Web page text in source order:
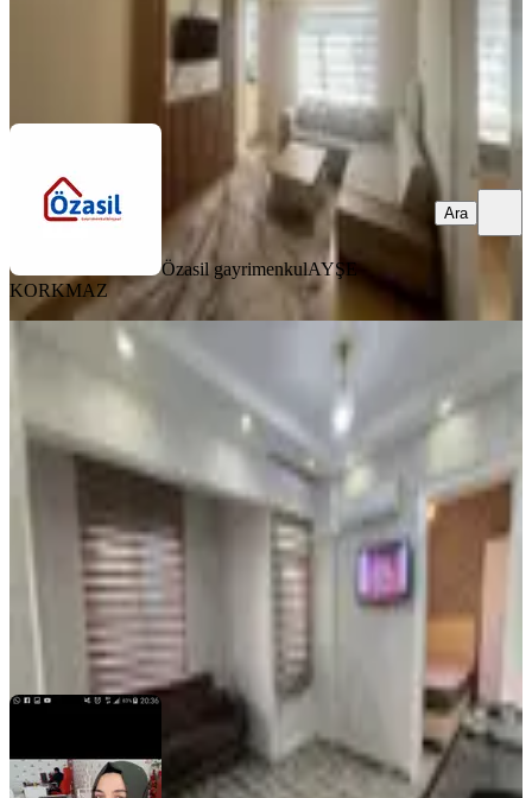
Özasil gayrimenkulAYŞE
KORKMAZ
Ara
Güneykette Kiralık 1+1 Klimalı ,
Balkonlu Eşyalı Stüdyo Daire
Şahinbey, Güneykent Mahallesi
1+1· Yüksek giriş·07.08.2026
REAL GAYRİMENKUL ZEYNEP ÇELEBİOĞLU